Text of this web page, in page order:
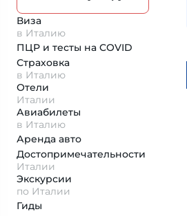
Виза
в Италию
ПЦР и тесты на COVID
Страховка
в Италию
Отели
Италии
Авиабилеты
в Италию
Аренда авто
Достопримеча­тельности
Италии
Экскурсии
по Италии
Гиды